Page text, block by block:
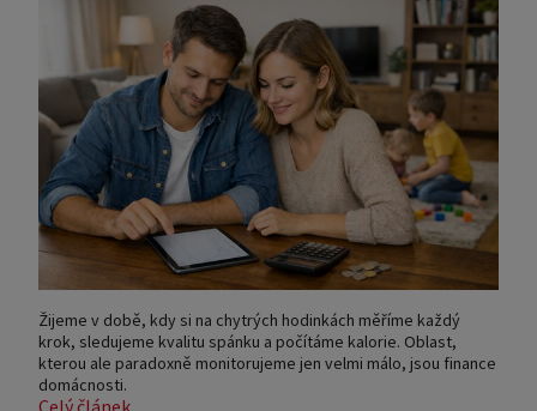
Žijeme v době, kdy si na chytrých hodinkách měříme každý
krok, sledujeme kvalitu spánku a počítáme kalorie. Oblast,
kterou ale paradoxně monitorujeme jen velmi málo, jsou finance
domácnosti.